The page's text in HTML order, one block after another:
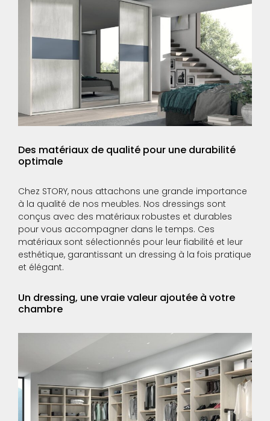
Des matériaux de qualité pour une durabilité
optimale
Chez STORY, nous attachons une grande importance
à la qualité de nos meubles. Nos dressings sont
conçus avec des matériaux robustes et durables
pour vous accompagner dans le temps. Ces
matériaux sont sélectionnés pour leur fiabilité et leur
esthétique, garantissant un dressing à la fois pratique
et élégant.
Un dressing, une vraie valeur ajoutée à votre
chambre